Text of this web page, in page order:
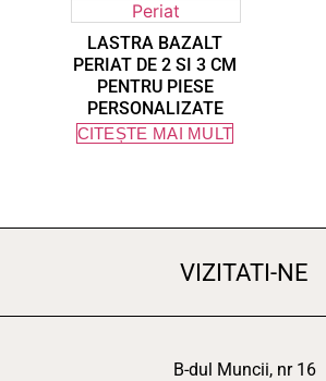
LASTRA BAZALT
PERIAT DE 2 SI 3 CM
PENTRU PIESE
PERSONALIZATE
CITEȘTE MAI MULT
VIZITATI-NE
B-dul Muncii, nr 16